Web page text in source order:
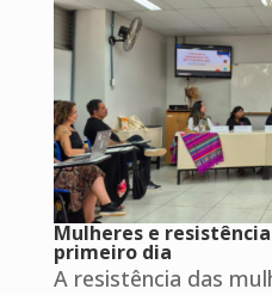
Mulheres e
primeiro dia
A resistência das